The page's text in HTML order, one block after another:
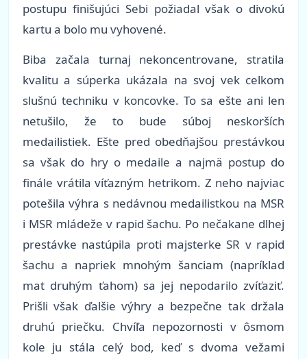
postupu finišujúci Sebi požiadal však o divokú
kartu a bolo mu vyhovené.
Biba začala turnaj nekoncentrovane, stratila
kvalitu a súperka ukázala na svoj vek celkom
slušnú techniku v koncovke. To sa ešte ani len
netušilo, že to bude súboj neskorších
medailistiek. Ešte pred obedňajšou prestávkou
sa však do hry o medaile a najmä postup do
finále vrátila víťazným hetrikom. Z neho najviac
potešila výhra s nedávnou medailistkou na MSR
i MSR mládeže v rapid šachu. Po nečakane dlhej
prestávke nastúpila proti majsterke SR v rapid
šachu a napriek mnohým šanciam (napríklad
mat druhým ťahom) sa jej nepodarilo zvíťaziť.
Prišli však ďalšie výhry a bezpečne tak držala
druhú priečku. Chvíľa nepozornosti v ôsmom
kole ju stála celý bod, keď s dvoma vežami